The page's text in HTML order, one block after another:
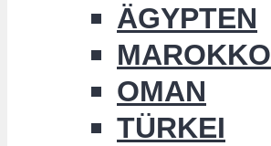
ÄGYPTEN
MAROKKO
OMAN
TÜRKEI